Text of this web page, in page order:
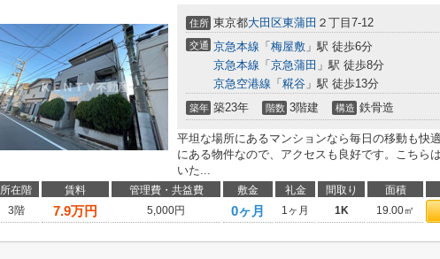
住所 東京都大田区東蒲田 ２丁目7-12
交通 京急本線 「 梅屋敷 」駅 徒歩6分
京急本線 「 京急蒲田 」駅 徒歩8分
京急空港線 「 糀谷 」駅 徒歩13分
築年 築23年 階数 3階建 構造 鉄骨造
平坦な場所にあるマンションなら毎日の移動も快
にある物件なので、アクセスも良好です。こちら
いた...
所在階 賃料 管理費・共益費 敷金 礼金 間取り 面積
3階
7.9万円 5,000円 0ヶ月 1ヶ月 1K 19.00㎡